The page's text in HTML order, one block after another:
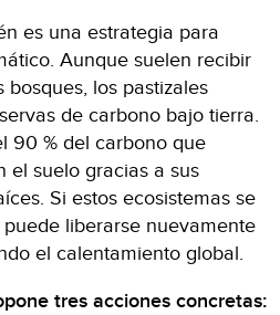
es una estrategia para
Aunque suelen recibir
los pastizales
de carbono bajo tierra.
90 % del carbono que
el suelo gracias a sus
Si estos ecosistemas se
liberarse nuevamente
el calentamiento global.
tres acciones concretas: